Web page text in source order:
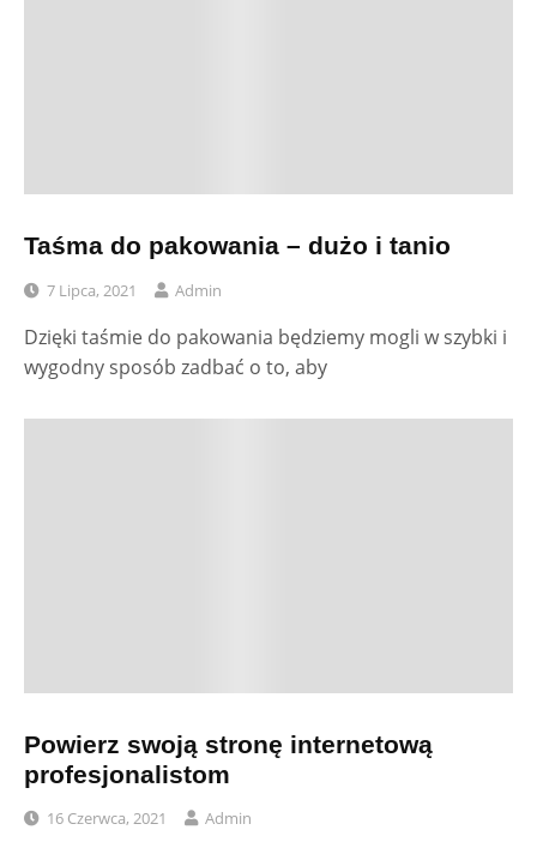
Taśma do pakowania – dużo i tanio
7 Lipca, 2021 Admin
Dzięki taśmie do pakowania będziemy mogli w szybki i
wygodny sposób zadbać o to, aby
Powierz swoją stronę internetową
profesjonalistom
16 Czerwca, 2021 Admin